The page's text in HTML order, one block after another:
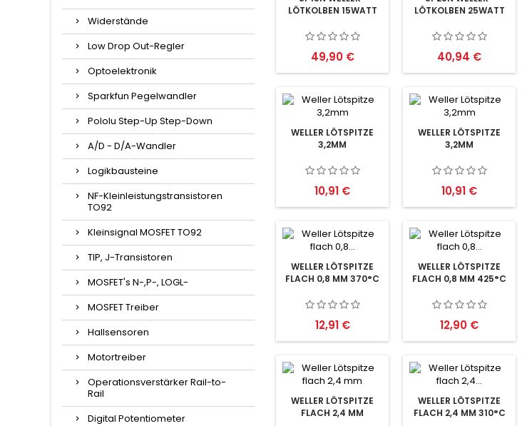
Widerstände
Low Drop Out-Regler
Optoelektronik
Sparkfun Pegelwandler
Pololu Step-Up Step-Down
A/D - D/A-Wandler
Logikbausteine
NF-Kleinleistungstransistoren
TO92
Kleinsignal MOSFET TO92
TIP, J-Transistoren
MOSFET's N-,P-, LOGL-
MOSFET Treiber
Hallsensoren
Motortreiber
Operationsverstärker Rail-to-
Rail
Digital Potentiometer
LÖTKOLBEN 15WATT
Preis
49,90 €
LÖTKOLBEN 25WATT
Preis
40,94 €
WELLER LÖTSPITZE
3,2MM
Preis
10,91 €
WELLER LÖTSPITZE
3,2MM
Preis
10,91 €
WELLER LÖTSPITZE
FLACH 0,8 MM 370°C
Preis
12,91 €
WELLER LÖTSPITZE
FLACH 0,8 MM 425°C
Preis
12,90 €
WELLER LÖTSPITZE
FLACH 2,4 MM
WELLER LÖTSPITZE
FLACH 2,4 MM 310°C